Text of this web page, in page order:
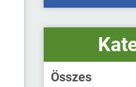
Összes